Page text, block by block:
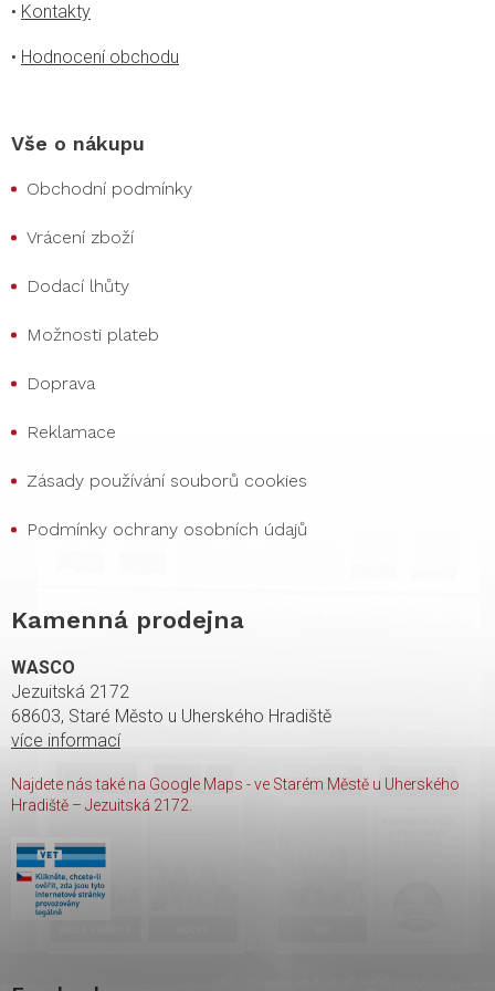
• Kontakty
• Hodnocení obchodu
Vše o nákupu
Obchodní podmínky
Vrácení zboží
Dodací lhůty
Možnosti plateb
Doprava
Reklamace
Zásady používání souborů cookies
Podmínky ochrany osobních údajů
Kamenná prodejna
WASCO
Jezuitská 2172
68603, Staré Město u Uherského Hradiště
více informací
Najdete nás také na Google Maps - ve Starém Městě u Uherského
Hradiště – Jezuitská 2172.